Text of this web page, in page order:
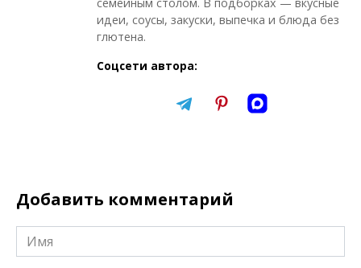
идеи, соусы, закуски, выпечка и блюда без
глютена.
Соцсети автора:
Добавить комментарий
Имя
*